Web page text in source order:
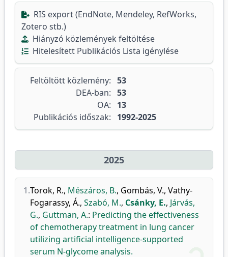
RIS export (EndNote, Mendeley, RefWorks,
Zotero stb.)
Hiányzó közlemények feltöltése
Hitelesített Publikációs Lista igénylése
Feltöltött közlemény: 53
DEA-ban: 53
OA:
13
Publikációs időszak:
1992-2025
2025
1.Torok, R., Mészáros, B., Gombás, V., Vathy-
Fogarassy, Á., Szabó, M., Csánky, E., Járvás,
G., Guttman, A.: Predicting the effectiveness
of chemotherapy treatment in lung cancer
utilizing artificial intelligence-supported
serum N-glycome analysis.